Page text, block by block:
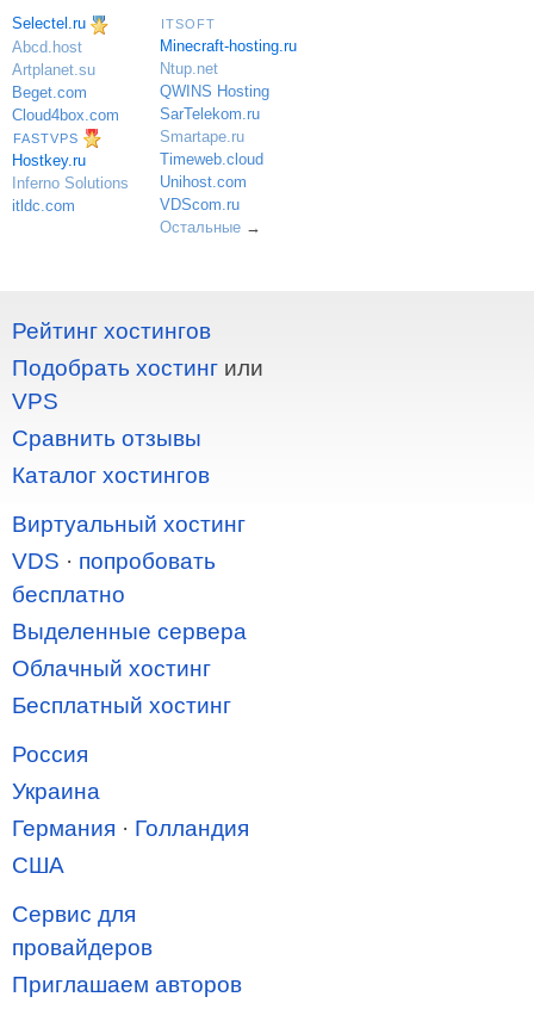
Selectel.ru
Abcd.host
Artplanet.su
Beget.com
Cloud4box.com
FASTVPS
Hostkey.ru
Inferno Solutions
itldc.com
ITSOFT
Minecraft-hosting.ru
Ntup.net
QWINS Hosting
SarTelekom.ru
Smartape.ru
Timeweb.cloud
Unihost.com
VDScom.ru
Остальные→
Рейтинг хостингов
Подобрать хостинг или
VPS
Сравнить отзывы
Каталог хостингов
Виртуальный хостинг
VDS · попробовать
бесплатно
Выделенные сервера
Облачный хостинг
Бесплатный хостинг
Россия
Украина
Германия · Голландия
США
Сервис для
провайдеров
Приглашаем авторов